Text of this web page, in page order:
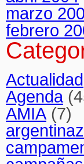
marzo
febrero
Actualidad
Agenda
AMIA (7)